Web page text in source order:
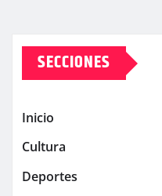
SECCIONES
Inicio
Cultura
Deportes